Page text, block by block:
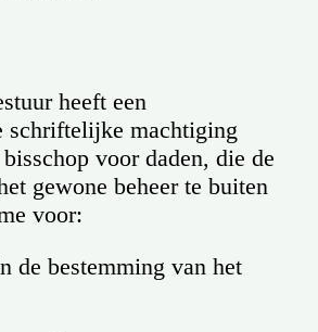
heeft een
schriftelijke machtiging
voor daden, die de
gewone beheer te buiten
voor:
de bestemming van het